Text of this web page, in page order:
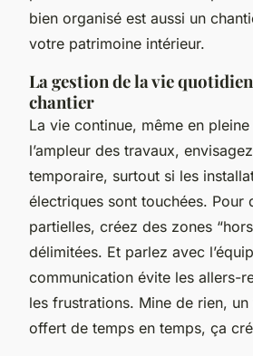
bien organisé est aussi un
votre patrimoine intérieur.
La gestion de la vie
chantier
La vie continue, même en
l’ampleur des travaux,
temporaire, surtout si les
électriques sont touchées. Pour
partielles, créez des zones
délimitées. Et parlez avec
communication évite les allers-
les frustrations. Mine de rien,
offert de temps en temps, ça